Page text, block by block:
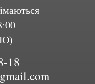
18